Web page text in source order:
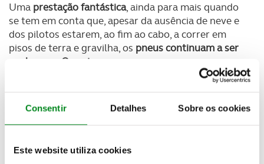
Consentir Detalhes Sobre os cookies
Este website utiliza cookies
Uma prestação fantástica, ainda para mais quando
se tem em conta que, apesar da ausência de neve e
dos pilotos estarem, ao fim ao cabo, a correr em
pisos de terra e gravilha, os pneus continuam a ser
os de neve. Ou seja
muito mais desgaste
Enquanto isso, atrás de Evans está o Campeão do
Mundo Ott Tänak. Depois do nulo devido a
realizar uma prova bem calculada